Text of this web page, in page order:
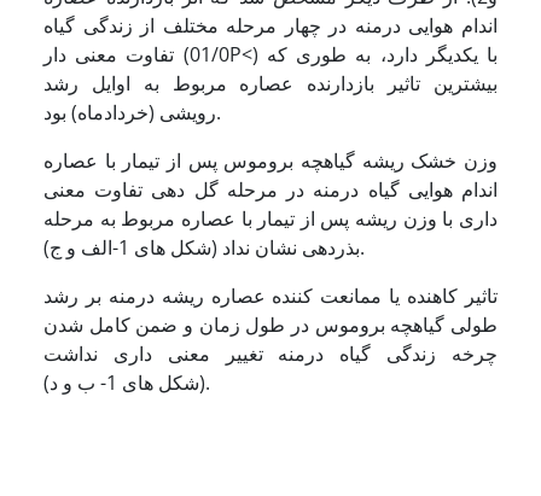
اندام هوایی درمنه در چهار مرحله مختلف از زندگی گیاه
تفاوت معنی دار (01/0P<) با یکدیگر دارد، به طوری که
بیشترین تاثیر بازدارنده عصاره مربوط به اوایل رشد
رویشی (خردادماه) بود.
وزن خشک ریشه گیاهچه بروموس پس از تیمار با عصاره
اندام هوایی گیاه درمنه در مرحله گل دهی تفاوت معنی
داری با وزن ریشه پس از تیمار با عصاره مربوط به مرحله
بذردهی نشان نداد (شکل های 1-الف و ج).
تاثیر کاهنده یا ممانعت کننده عصاره ریشه درمنه بر رشد
طولی گیاهچه بروموس در طول زمان و ضمن کامل شدن
چرخه زندگی گیاه درمنه تغییر معنی داری نداشت
(شکل های 1- ب و د).